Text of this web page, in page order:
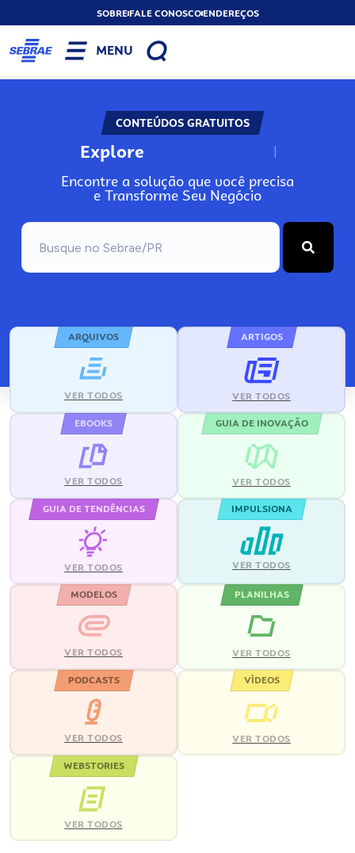
SOBREFALE CONOSCOENDEREÇOS
MENU
CONTEÚDOS GRATUITOS
Explore N
Encontre a solução que você precisa
e Transforme Seu Negócio
ARQUIVOS
VER TODOS
ARTIGOS
VER TODOS
EBOOKS
VER TODOS
GUIA DE INOVAÇÃO
VER TODOS
GUIA DE TENDÊNCIAS
VER TODOS
IMPULSIONA
VER TODOS
MODELOS
VER TODOS
PLANILHAS
VER TODOS
PODCASTS
VER TODOS
VÍDEOS
VER TODOS
WEBSTORIES
VER TODOS